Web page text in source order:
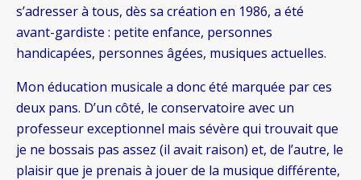
s’adresser à tous, dès sa création en 1986, a été
avant-gardiste : petite enfance, personnes
handicapées, personnes âgées, musiques actuelles.
Mon éducation musicale a donc été marquée par ces
deux pans. D’un côté, le conservatoire avec un
professeur exceptionnel mais sévère qui trouvait que
je ne bossais pas assez (il avait raison) et, de l’autre, le
plaisir que je prenais à jouer de la musique différente,